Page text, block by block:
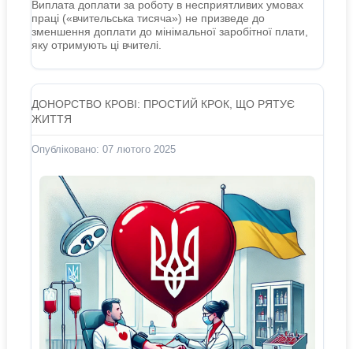
Виплата доплати за роботу в несприятливих умовах
праці («вчительська тисяча») не призведе до
зменшення доплати до мінімальної заробітної плати,
яку отримують ці вчителі.
ДОНОРСТВО КРОВІ: ПРОСТИЙ КРОК, ЩО РЯТУЄ
ЖИТТЯ
Опубліковано: 07 лютого 2025